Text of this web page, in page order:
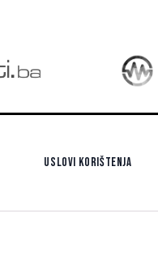
Uslovi korištenja